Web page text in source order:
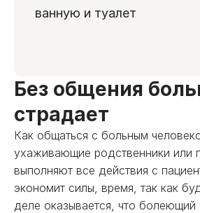
ванную и туалет
Без общения
страдает
Как общаться с больным
ухаживающие родственники или
выполняют все действия с
экономит силы, время, так как
деле оказывается, что болеющий